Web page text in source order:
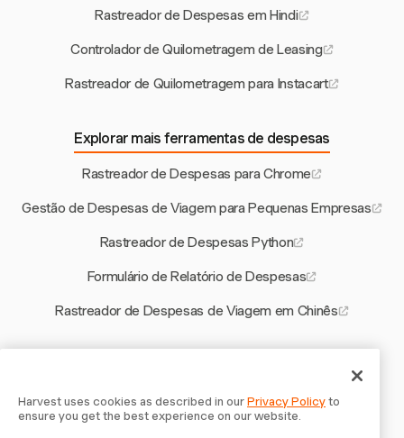
Rastreador de Despesas em Hindi
Controlador de Quilometragem de Leasing
Rastreador de Quilometragem para Instacart
Explorar mais ferramentas de despesas
Rastreador de Despesas para Chrome
Gestão de Despesas de Viagem para Pequenas Empresas
Rastreador de Despesas Python
Formulário de Relatório de Despesas
Rastreador de Despesas de Viagem em Chinês
Como Calcular Horas Extras na França
Harvest uses cookies as described in ourPrivacy Policyto
ensure you get the best experience on our website.